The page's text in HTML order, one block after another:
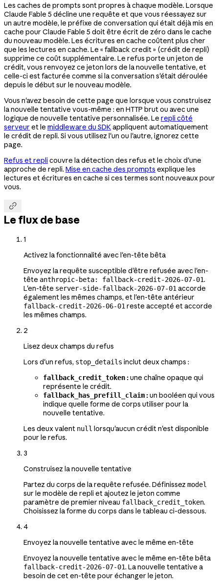
Les caches de prompts sont propres à chaque modèle. Lorsque
Claude Fable 5 décline une requête et que vous réessayez sur
un autre modèle, le préfixe de conversation qui était déjà mis en
cache pour Claude Fable 5 doit être écrit de zéro dans le cache
du nouveau modèle. Les écritures en cache coûtent plus cher
que les lectures en cache. Le « fallback credit » (crédit de repli)
supprime ce coût supplémentaire. Le refus porte un jeton de
crédit, vous renvoyez ce jeton lors de la nouvelle tentative, et
celle-ci est facturée comme si la conversation s'était déroulée
depuis le début sur le nouveau modèle.
Vous n'avez besoin de cette page que lorsque vous construisez
la nouvelle tentative vous-même : en HTTP brut ou avec une
logique de nouvelle tentative personnalisée. Le repli côté
serveur et le middleware du SDKappliquent automatiquement
le crédit de repli. Si vous utilisez l'un ou l'autre, ignorez cette
page.
Refus et repli couvre la détection des refus et le choix d'une
approche de repli. Mise en cache des prompts explique les
lectures et écritures en cache si ces termes sont nouveaux pour
vous.

Le flux de base
1
Activez la fonctionnalité avec l'en-tête bêta
Envoyez la requête susceptible d'être refusée avec l'en-
tête anthropic-beta: fallback-credit-2026-07-01.
L'en-tête server-side-fallback-2026-07-01 accorde
également les mêmes champs, et l'en-tête antérieur
fallback-credit-2026-06-01 reste accepté et accorde
les mêmes champs.
2
Lisez deux champs du refus
Lors d'un refus, stop_details inclut deux champs :
fallback_credit_token :une chaîne opaque qui
représente le crédit.
fallback_has_prefill_claim :un booléen qui vous
indique quelle forme de corps utiliser pour la
nouvelle tentative.
Les deux valent null lorsqu'aucun crédit n'est disponible
pour le refus.
3
Construisez la nouvelle tentative
Partez du corps de la requête refusée. Définissez model
sur le modèle de repli et ajoutez le jeton comme
paramètre de premier niveau fallback_credit_token.
Choisissez la forme du corps dans le tableau ci-dessous.
4
Envoyez la nouvelle tentative avec le même en-tête
Envoyez la nouvelle tentative avec le même en-tête bêta
fallback-credit-2026-07-01. La nouvelle tentative a
besoin de cet en-tête pour échanger le jeton.